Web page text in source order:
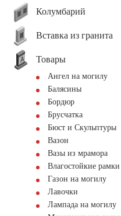
Колумбарий
Вставка из гранита
Товары
Ангел на могилу
Балясины
Бордюр
Брусчатка
Бюст и Скульптуры
Вазон
Вазы из мрамора
Влагостойкие рамки
Газон на могилу
Лавочки
Лампада на могилу